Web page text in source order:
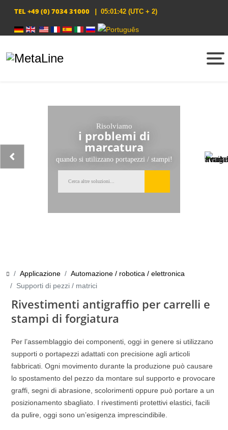
TEL +49 (0) 7034 31000 | 05:01:42 (UTC + 2)
Risolviamo
i problemi di
marcatura
quando si utilizzano portapezzi / stampi!
Applicazione
Automazione / robotica / elettronica
Supporti di pezzi / matrici
Rivestimenti antigraffio per carrelli e
stampi di forgiatura
Per l’assemblaggio dei componenti, oggi in genere si utilizzano
supporti o portapezzi adattati con precisione agli articoli
fabbricati. Ogni movimento durante la produzione può causare
lo spostamento del pezzo da montare sul supporto e provocare
graffi, segni di abrasione, scolorimenti oppure può portare a un
posizionamento sbagliato. I rivestimenti protettivi elastici, facili
da pulire, oggi sono un’esigenza imprescindibile.